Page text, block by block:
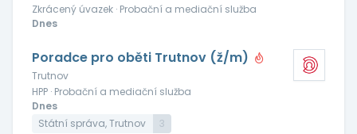
Zkrácený úvazek · Probační a mediační služba
Dnes
Poradce pro oběti Trutnov (ž/m)
Trutnov
HPP · Probační a mediační služba
Dnes
Státní správa, Trutnov
3